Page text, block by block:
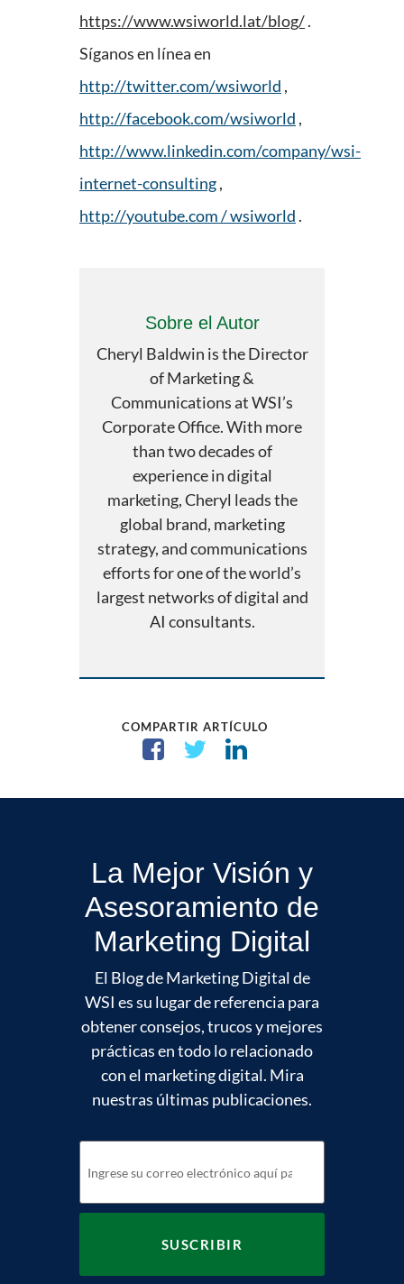
https://www.wsiworld.lat/blog/.
Síganos en línea en
http://twitter.com/wsiworld ,
http://facebook.com/wsiworld ,
http://www.linkedin.com/company/wsi-
internet-consulting,
http://youtube.com / wsiworld .
Sobre el Autor
Cheryl Baldwin is the Director
of Marketing &
Communications at WSI’s
Corporate Office. With more
than two decades of
experience in digital
marketing, Cheryl leads the
global brand, marketing
strategy, and communications
efforts for one of the world’s
largest networks of digital and
AI consultants.
COMPARTIR ARTÍCULO
La Mejor Visión y
Asesoramiento de
Marketing Digital
El Blog de Marketing Digital de
WSI es su lugar de referencia para
obtener consejos, trucos y mejores
prácticas en todo lo relacionado
con el marketing digital. Mira
nuestras últimas publicaciones.